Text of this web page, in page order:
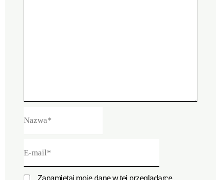
mail*
Zapamiętaj moje dane w tej przeglądarce